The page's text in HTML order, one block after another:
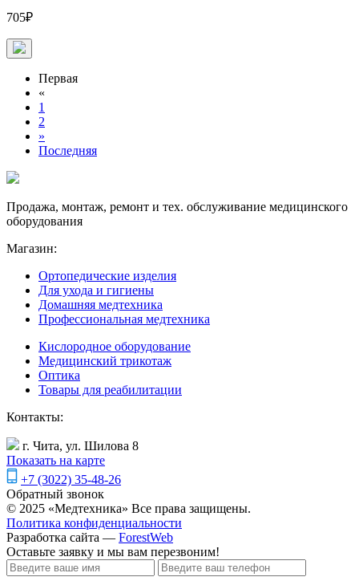
705₽
Первая
«
1
2
»
Последняя
Продажа, монтаж, ремонт и тех. обслуживание медицинского
оборудования
Магазин:
Ортопедические изделия
Для ухода и гигиены
Домашняя медтехника
Профессиональная медтехника
Кислородное оборудование
Медицинский трикотаж
Оптика
Товары для реабилитации
Контакты:
г. Чита, ул. Шилова 8
Показать на карте
+7 (3022) 35-48-26
Обратный звонок
© 2025 «Медтехника» Все права защищены.
Политика конфиденциальности
Разработка сайта — ForestWeb
Оставьте заявку и мы вам перезвоним!